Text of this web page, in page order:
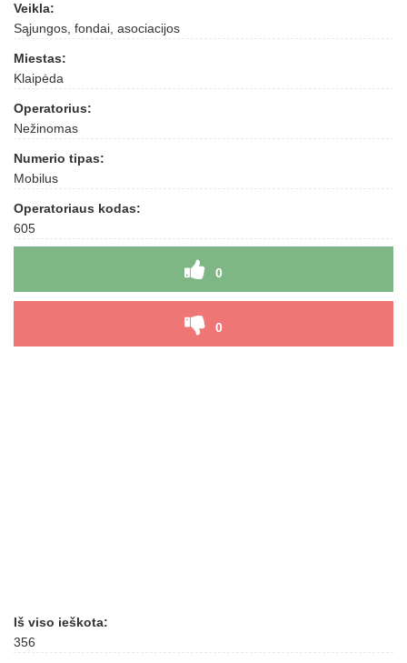
Veikla:
Sąjungos, fondai, asociacijos
Miestas:
Klaipėda
Operatorius:
Nežinomas
Numerio tipas:
Mobilus
Operatoriaus kodas:
605
0
0
Iš viso ieškota:
356